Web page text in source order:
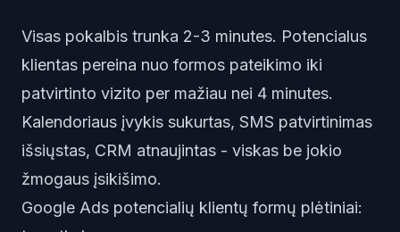
Visas pokalbis trunka 2-3 minutes. Potencialus
klientas pereina nuo formos pateikimo iki
patvirtinto vizito per mažiau nei 4 minutes.
Kalendoriaus įvykis sukurtas, SMS patvirtinimas
išsiųstas, CRM atnaujintas - viskas be jokio
žmogaus įsikišimo.
Google Ads potencialių klientų formų plėtiniai: